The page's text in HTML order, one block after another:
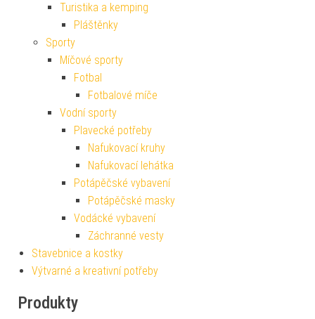
Turistika a kemping
Pláštěnky
Sporty
Míčové sporty
Fotbal
Fotbalové míče
Vodní sporty
Plavecké potřeby
Nafukovací kruhy
Nafukovací lehátka
Potápěčské vybavení
Potápěčské masky
Vodácké vybavení
Záchranné vesty
Stavebnice a kostky
Výtvarné a kreativní potřeby
Produkty